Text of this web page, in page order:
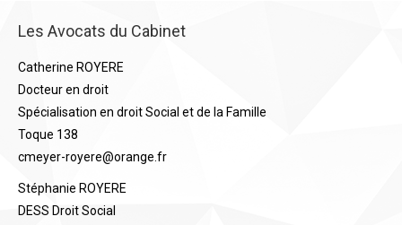
Les Avocats du Cabinet
Catherine ROYERE
Docteur en droit
Spécialisation en droit Social et de la Famille
Toque 138
cmeyer-royere@orange.fr
Stéphanie ROYERE
DESS Droit Social